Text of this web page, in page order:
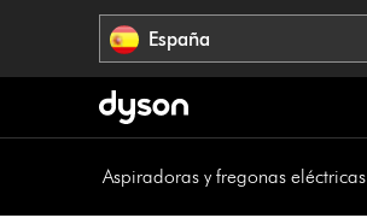
España
Aspiradoras y fregonas eléctricas